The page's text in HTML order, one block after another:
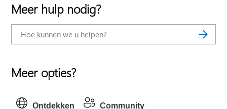
Meer hulp nodig?
Meer opties?
Ontdekken Community